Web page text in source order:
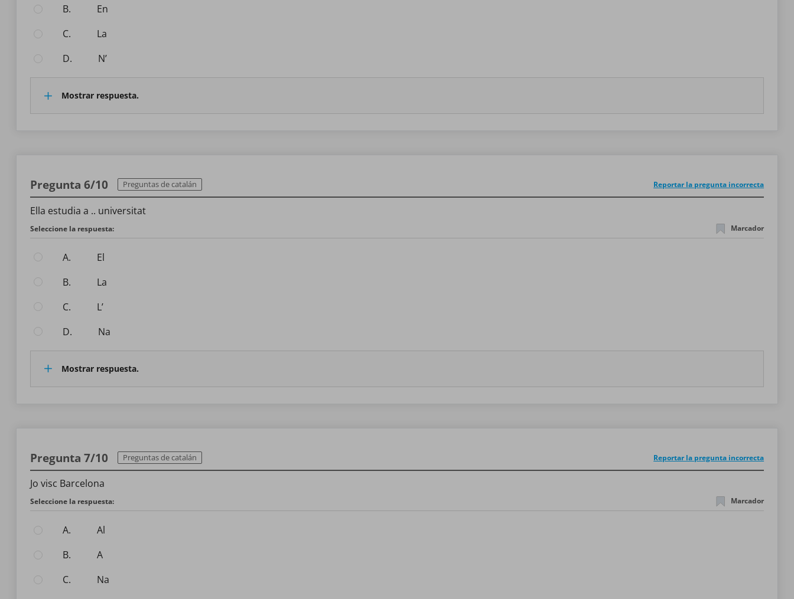
B.
en
C.
la
D.
n’
Mostrar respuesta.
Pregunta 6/10 Preguntas de catalán Reportar la pregunta incorrecta
Ella estudia a .. universitat
Seleccione la respuesta: Marcador
A.
el
B.
la
C.
l’
D.
na
Mostrar respuesta.
Pregunta 7/10 Preguntas de catalán Reportar la pregunta incorrecta
Jo visc Barcelona
Seleccione la respuesta: Marcador
A.
al
B.
a
C.
na